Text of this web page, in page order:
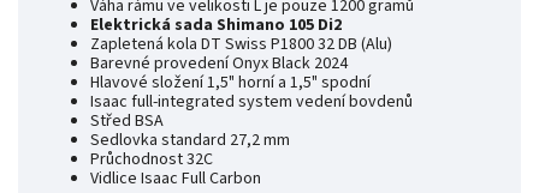
Váha rámu ve velikosti L je pouze 1200 gramů
Elektrická sada Shimano 105 Di2
Zapletená kola DT Swiss P1800 32 DB (Alu)
Barevné provedení Onyx Black 2024
Hlavové složení 1,5" horní a 1,5" spodní
Isaac full-integrated system vedení bovdenů
Střed BSA
Sedlovka standard 27,2 mm
Průchodnost 32C
Vidlice Isaac Full Carbon